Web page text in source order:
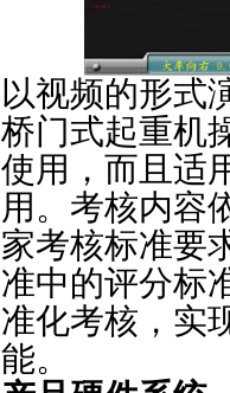
以视频的形式
桥门式起重机
使用，而且适
用。考核内容
家考核标准要
准中的评分标
准化考核，实
能。